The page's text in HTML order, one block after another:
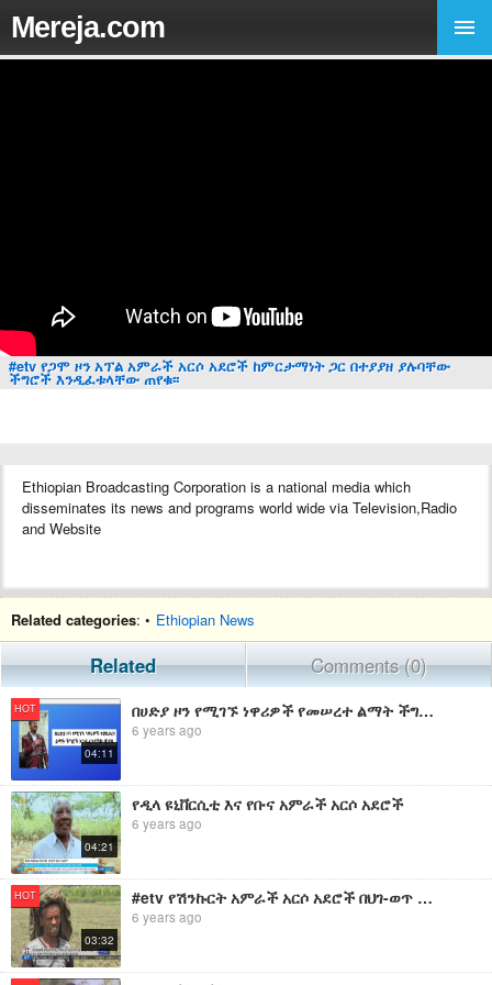
Mereja.com
#etv የጋሞ ዞን አፕል አምራች አርሶ አደሮች ከምርታማነት ጋር በተያያዘ ያሉባቸው
ችግሮች እንዲፈቱላቸው ጠየቁ፡፡
Ethiopian Broadcasting Corporation is a national media which
disseminates its news and programs world wide via Television,Radio
and Website
Related categories: • Ethiopian News
Related Comments (0)
HOT
04:11
በሀድያ ዞን የሚገኙ ነዋሪዎች የመሠረተ ልማት ችግሮች እንዲፈቱላቸው ጥያቄ አቀረቡ፡፡ | EBC
6 years ago
04:21
የዲላ ዩኒቨርሲቲ እና የቡና አምራች አርሶ አደሮች
6 years ago
HOT
03:32
#etv የሽንኩርት አምራች አርሶ አደሮች በህገ-ወጥ ደላሎችና ነጋዴዎች ምክንያት የልፋታቸውን ያህል ተጠቃሚ መሆን እንዳልቻሉ ተናገሩ፡፡
6 years ago